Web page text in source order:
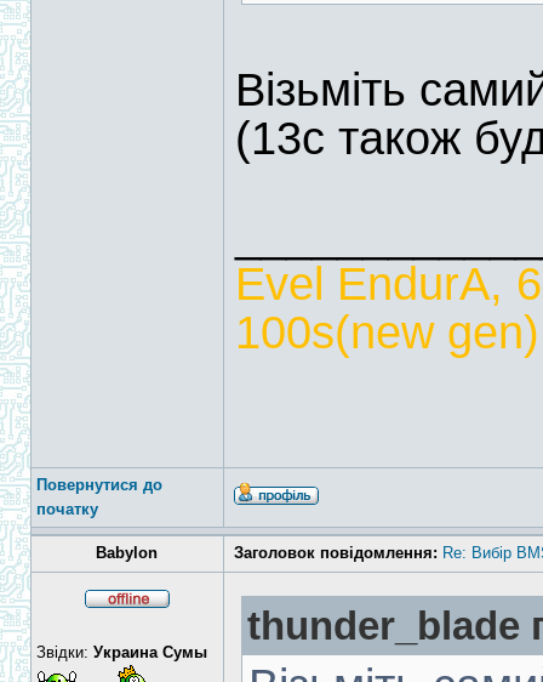
Візьміть
(13с також
Evel EndurA,
100s(new
Повернутися до
початку
Babylon Заголовок повідомлення: Re: Вибір
Звідки: Украина Сумы
thunder_blade